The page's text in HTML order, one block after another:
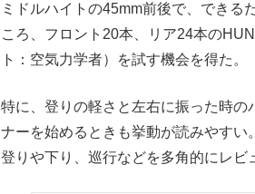
ミドルハイトの45mm前後で、できる
ころ、フロント20本、リア24本の
ト：空気力学者）を試す機会を得た。
特に、登りの軽さと左右に振った時
ナーを始めるときも挙動が読みやすい
登りや下り、巡行などを多角的にレビ